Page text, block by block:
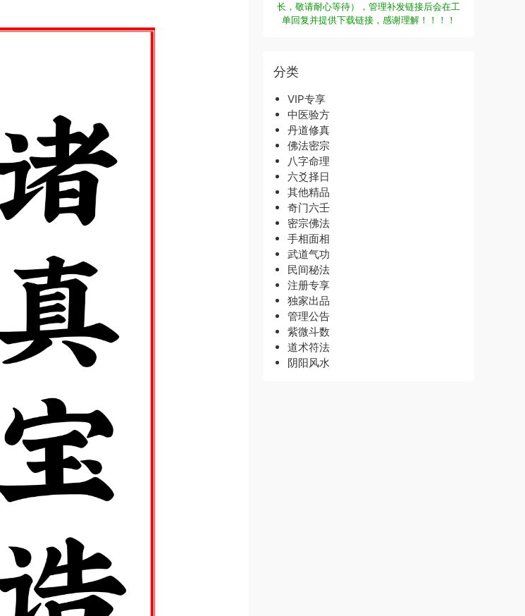
长，敬请耐心等待），管理补发链接后会在工
单回复并提供下载链接，感谢理解！！！！
分类
VIP专享
中医验方
丹道修真
佛法密宗
八字命理
六爻择日
其他精品
奇门六壬
密宗佛法
手相面相
武道气功
民间秘法
注册专享
独家出品
管理公告
紫微斗数
道术符法
阴阳风水